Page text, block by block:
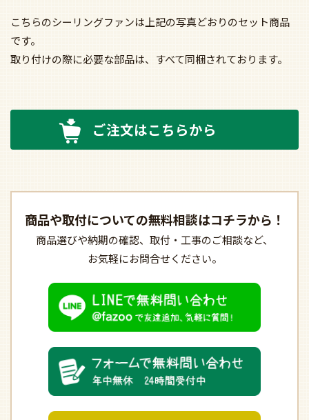
こちらのシーリングファンは上記の写真どおりのセット商品
です。
取り付けの際に必要な部品は、すべて同梱されております。
ご注文はこちらから
商品や取付についての無料相談はコチラから！
商品選びや納期の確認、 取付・工事のご相談など、
お気軽にお問合せください。